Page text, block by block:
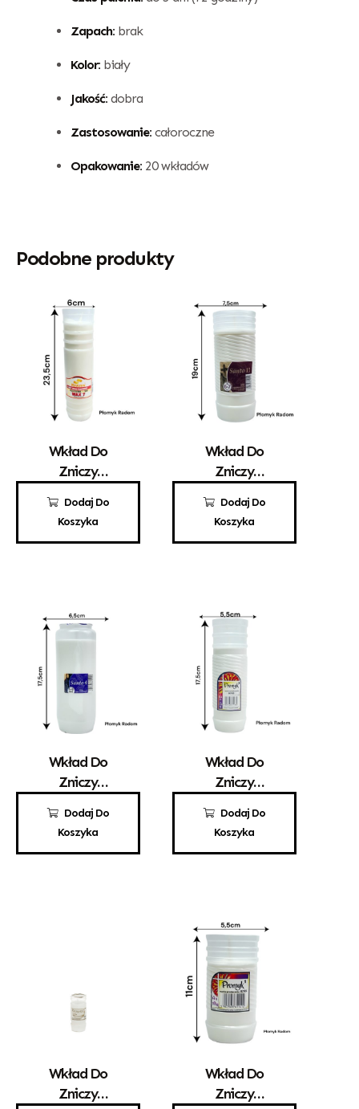
Zapach: brak
Kolor: biały
Jakość: dobra
Zastosowanie: całoroczne
Opakowanie: 20 wkładów
Podobne produkty
Dodaj Do
Koszyka
Wkład Do
Zniczy
Kerzen WAX 7
8,80 zł
Dodaj Do
Koszyka
Wkład Do
Zniczy
Santo 11
8,60 zł
Dodaj Do
Koszyka
Wkład Do
Zniczy
Santo 4
8,30 zł
Dodaj Do
Koszyka
Wkład Do
Zniczy
Promyk 3
3,50 zł
Wkład Do
Zniczy
Wkład Do
Zniczy